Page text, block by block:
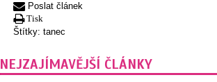
Poslat článek
Tisk
Štítky: tanec
NEJZAJÍMAVĚJŠÍ ČLÁNKY